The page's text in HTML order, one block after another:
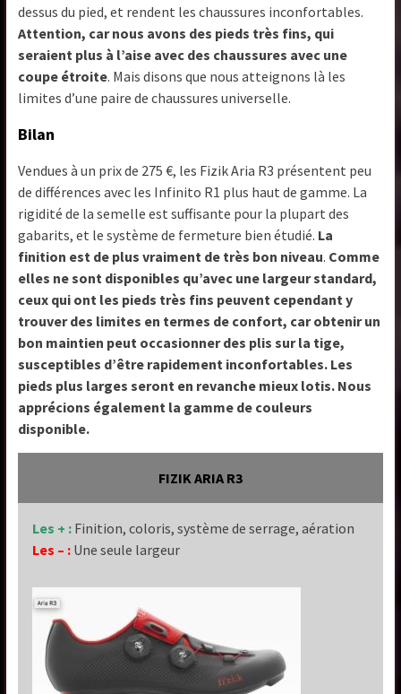
dessus du pied, et rendent les chaussures inconfortables.
Attention, car nous avons des pieds très fins, qui
seraient plus à l’aise avec des chaussures avec une
coupe étroite. Mais disons que nous atteignons là les
limites d’une paire de chaussures universelle.
Bilan
Vendues à un prix de 275 €, les Fizik Aria R3 présentent peu
de différences avec les Infinito R1 plus haut de gamme. La
rigidité de la semelle est suffisante pour la plupart des
gabarits, et le système de fermeture bien étudié. La
finition est de plus vraiment de très bon niveau. Comme
elles ne sont disponibles qu’avec une largeur standard,
ceux qui ont les pieds très fins peuvent cependant y
trouver des limites en termes de confort, car obtenir un
bon maintien peut occasionner des plis sur la tige,
susceptibles d’être rapidement inconfortables. Les
pieds plus larges seront en revanche mieux lotis. Nous
apprécions également la gamme de couleurs
disponible.
FIZIK ARIA R3
Les + : Finition, coloris, système de serrage, aération
Les – : Une seule largeur